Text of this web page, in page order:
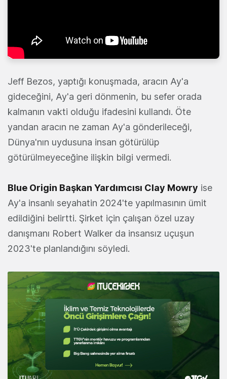
Jeff Bezos, yaptığı konuşmada, aracın Ay'a
gideceğini, Ay'a geri dönmenin, bu sefer orada
kalmanın vakti olduğu ifadesini kullandı. Öte
yandan aracın ne zaman Ay'a gönderileceği,
Dünya'nın uydusuna insan götürülüp
götürülmeyeceğine ilişkin bilgi vermedi.
Blue Origin Başkan Yardımcısı Clay Mowry ise
Ay'a insanlı seyahatin 2024'te yapılmasının ümit
edildiğini belirtti. Şirket için çalışan özel uzay
danışmanı Robert Walker da insansız uçuşun
2023'te planlandığını söyledi.